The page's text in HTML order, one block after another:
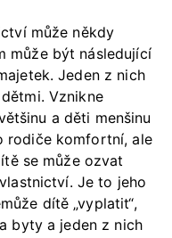
může někdy
může být následující
Jeden z nich
Vznikne
a děti menšinu
rodiče komfortní, ale
se může ozvat
Je to jeho
dítě „vyplatit“,
byty a jeden z nich